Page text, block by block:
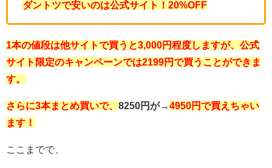
ダントツで安いのは公式サイト！20%OFF
1本の値段は他サイトで買うと3,000円程度しますが、公式
サイト限定のキャンペーンでは2199円で買うことができま
す。
さらに3本まとめ買いで、 8250円が→4950円で買えちゃい
ます！
ここまでで、